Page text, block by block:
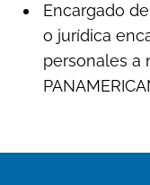
Encargado
o jurídica
personales a